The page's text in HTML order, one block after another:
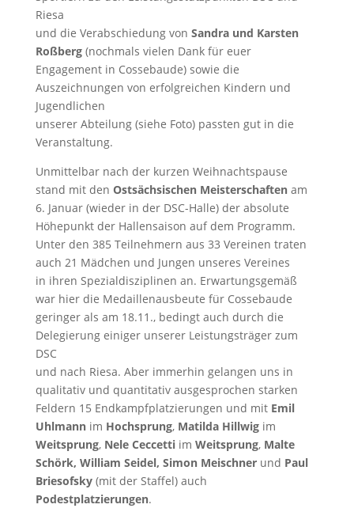
Riesa
und die Verabschiedung von Sandra und Karsten
Roßberg(nochmals vielen Dank für euer
Engagement in Cossebaude) sowie die
Auszeichnungen von erfolgreichen Kindern und
Jugendlichen
unserer Abteilung (siehe Foto) passten gut in die
Veranstaltung.
Unmittelbar nach der kurzen Weihnachtspause
stand mit den Ostsächsischen Meisterschaftenam
6. Januar (wieder in der DSC-Halle) der absolute
Höhepunkt der Hallensaison auf dem Programm.
Unter den 385 Teilnehmern aus 33 Vereinen traten
auch 21 Mädchen und Jungen unseres Vereines
in ihren Spezialdisziplinen an. Erwartungsgemäß
war hier die Medaillenausbeute für Cossebaude
geringer als am 18.11., bedingt auch durch die
Delegierung einiger unserer Leistungsträger zum
DSC
und nach Riesa. Aber immerhin gelangen uns in
qualitativ und quantitativ ausgesprochen starken
Feldern 15 Endkampfplatzierungen und mit Emil
Uhlmannim Hochsprung, Matilda Hillwigim
Weitsprung, Nele Ceccettiim Weitsprung, Malte
Schörk, William Seidel, Simon Meischnerund Paul
Briesofsky(mit der Staffel) auch
Podestplatzierungen.